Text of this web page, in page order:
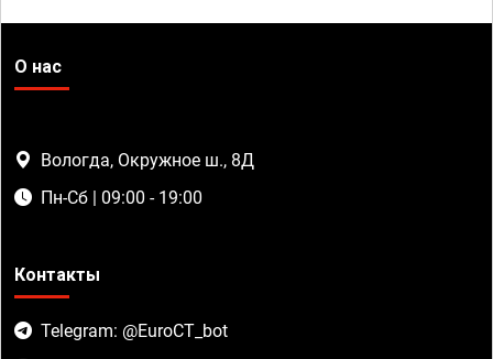
О нас
Вологда, Окружное ш., 8Д
Пн-Сб | 09:00 - 19:00
Контакты
Telegram: @EuroCT_bot